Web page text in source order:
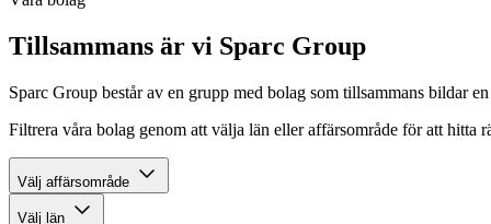
Tillsammans är vi Sparc Group
Sparc Group består av en grupp med bolag som tillsammans bildar
Filtrera våra bolag genom att välja län eller affärsområde för att hitta
Välj affärsområde
Välj län